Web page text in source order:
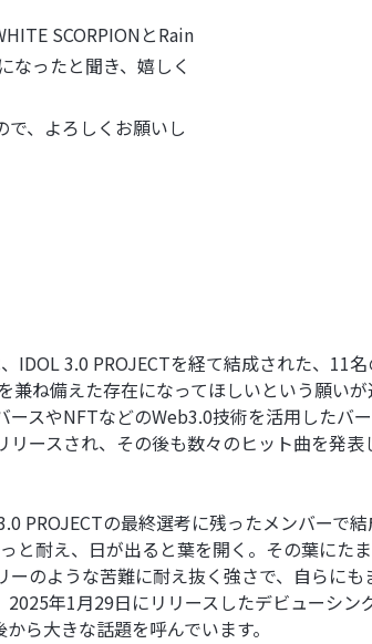
SCORPIONとRain
なったと聞き、嬉しく
、よろしくお願いし
IDOL 3.0 PROJECTを経て結成された、11
兼ね備えた存在になってほしいという願い
スやNFTなどのWeb3.0技術を活用したバ
ースされ、その後も数々のヒット曲を発表
PROJECTの最終選考に残ったメンバーで
と耐え、日が出ると葉を開く。その葉にた
のような苦難に耐え抜く強さで、自らに
年1月29日にリリースしたデビューシ
ら大きな話題を呼んでいます。